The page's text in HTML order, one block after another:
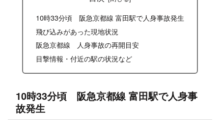
10時33分頃 阪急京都線 富田駅で人身事故発生
飛び込みがあった現地状況
阪急京都線 人身事故の再開目安
目撃情報・付近の駅の状況など
10時33分頃 阪急京都線 富田駅で人身事
故発生